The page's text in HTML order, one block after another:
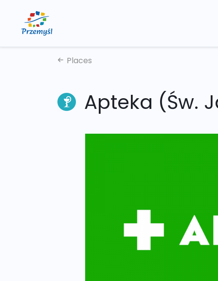
Places
Apteka (Św.